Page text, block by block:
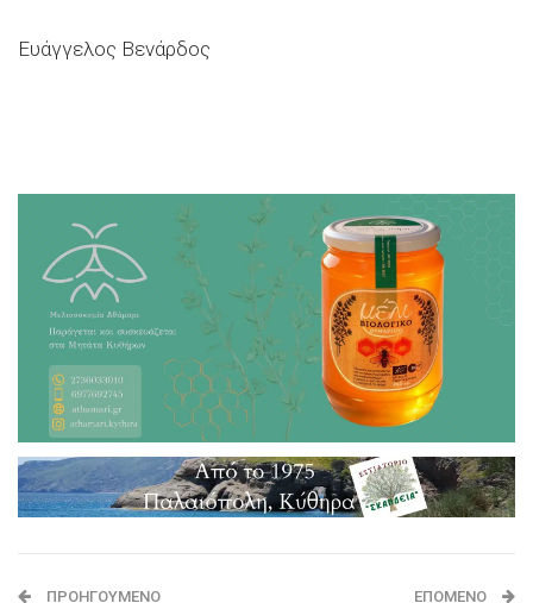
Ευάγγελος Βενάρδος
ΠΡΟΗΓΟΎΜΕΝΟ ΕΠΌΜΕΝΟ